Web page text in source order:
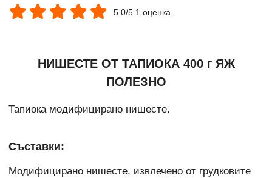
5.0/5 1 оценка
НИШЕСТЕ ОТ ТАПИОКА 400 г ЯЖ
ПОЛЕЗНО
Тапиока модифицирано нишесте.
Съставки:
Модифицирано нишесте, извлечено от грудковите